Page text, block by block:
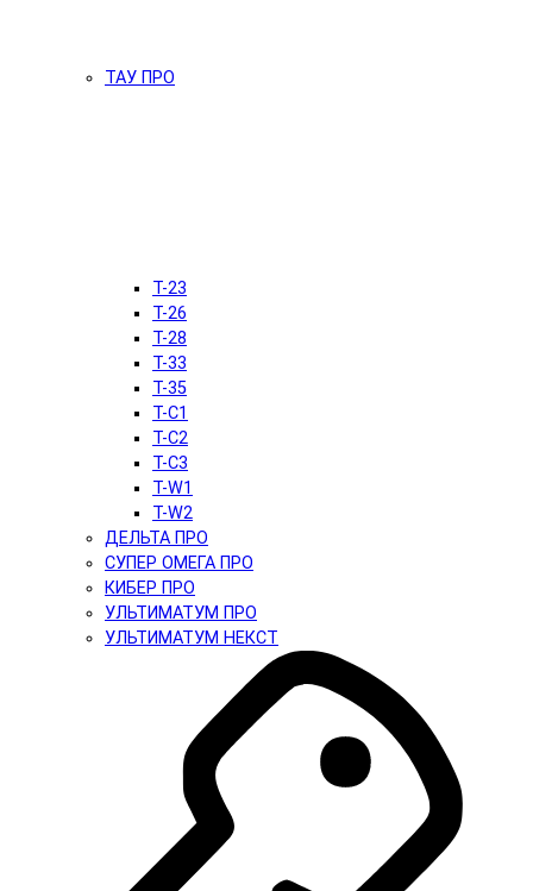
ТАУ ПРО
T-23
T-26
T-28
T-33
T-35
T-C1
T-C2
T-C3
T-W1
T-W2
ДЕЛЬТА ПРО
СУПЕР ОМЕГА ПРО
КИБЕР ПРО
УЛЬТИМАТУМ ПРО
УЛЬТИМАТУМ НЕКСТ